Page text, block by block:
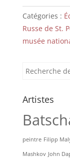
:
Séraphin
à
Catégories :
Russe de St.
musée
Recherche
Artistes
peintre Filipp
Mashkov John